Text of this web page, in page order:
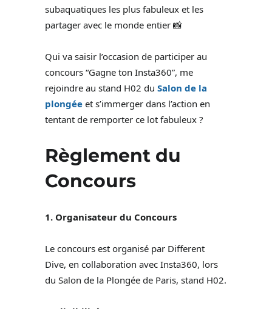
subaquatiques les plus fabuleux et les
partager avec le monde entier 📸
Qui va saisir l’occasion de participer au
concours “Gagne ton Insta360”, me
rejoindre au stand H02 du Salon de la
plongée et s’immerger dans l’action en
tentant de remporter ce lot fabuleux ?
Règlement du
Concours
1. Organisateur du Concours
Le concours est organisé par Different
Dive, en collaboration avec Insta360, lors
du Salon de la Plongée de Paris, stand H02.